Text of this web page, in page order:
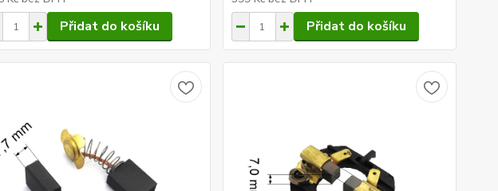
Přidat do košíku Přidat do košíku